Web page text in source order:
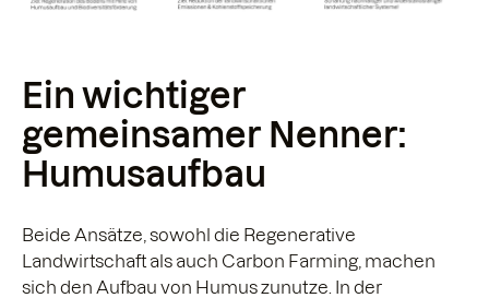
Ein wichtiger
gemeinsamer Nenner:
Humusaufbau
Beide Ansätze, sowohl die Regenerative
Landwirtschaft als auch Carbon Farming, machen
sich den Aufbau von Humus zunutze. In der